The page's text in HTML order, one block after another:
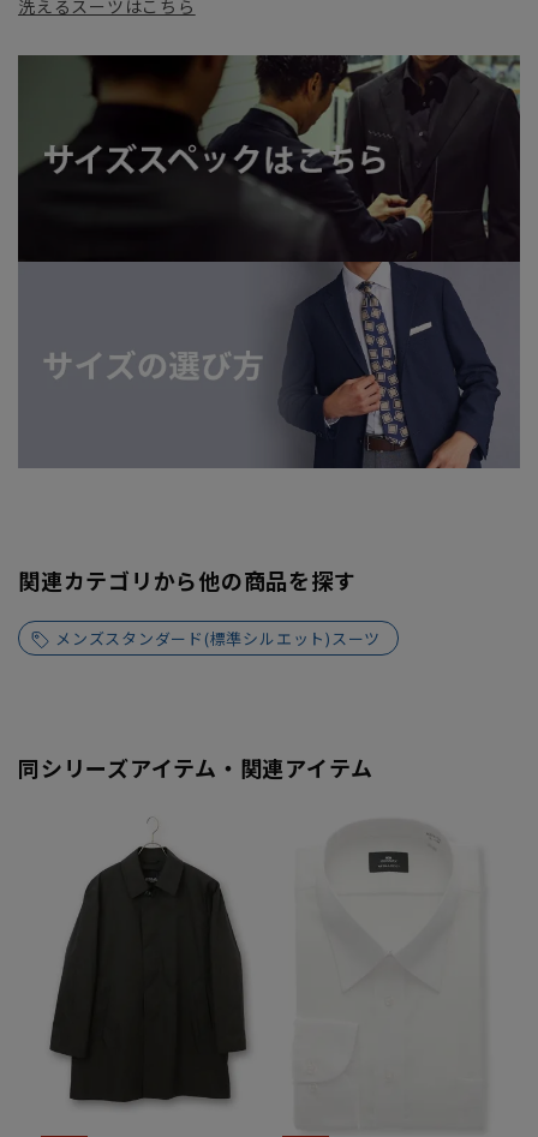
洗えるスーツはこちら
関連カテゴリから他の商品を探す
メンズスタンダード(標準シルエット)スーツ
同シリーズアイテム・関連アイテム